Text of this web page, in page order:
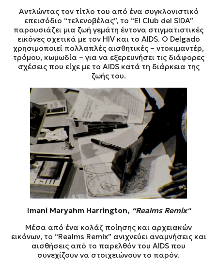
Αντλώντας τον τίτλο του από ένα συγκλονιστικό
επεισόδιο “τελενοβέλας”, το “El Club del SIDA”
παρουσιάζει μια ζωή γεμάτη έντονα στιγματιστικές
εικόνες σχετικά με τον HIV και το AIDS. Ο Delgado
χρησιμοποιεί πολλαπλές αισθητικές – ντοκιμαντέρ,
τρόμου, κωμωδία – για να εξερευνήσει τις διάφορες
σχέσεις που είχε με το AIDS κατά τη διάρκεια της
ζωής του.
Imani Maryahm Harrington, “Realms Remix“
Μέσα από ένα κολάζ ποίησης και αρχειακών
εικόνων, το “Realms Remix” ανιχνεύει αναμνήσεις και
αισθήσεις από το παρελθόν του AIDS που
συνεχίζουν να στοιχειώνουν το παρόν.